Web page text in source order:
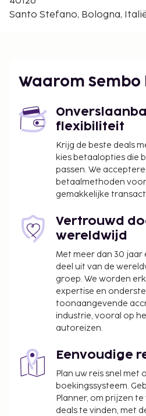
De dichtsbijzijnde luchthaven
De volgende kosten dienen
toepasselijke belastingen
Er wordt een
procent in rekening
We hebben alle kosten
accommodatie aan ons
Alle gasten, waaronder
overheid verstrekte
of paspoort te laten zien.
Wegens de nationale
contante betalingen bij
het bedrag van EUR
Neem voor meer
accommodatie via de
boekingsbevestiging.
Santo Stefano, Bologna,
Waarom Sembo
flexibiliteit
Krijg de beste deals
kies betaalopties die
passen. We
betaalmethoden
gemakkelijke
Vertrouwd
wereldwijd
Met meer dan 30 jaar
deel uit van de
groep. We worden
expertise en
toonaangevende
industrie, vooral op
autoreizen.
Eenvoudige
Plan uw reis snel met
boekingssysteem.
Planner, om prijzen
deals te vinden, met